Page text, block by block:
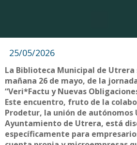
25/05/2026
La Biblioteca Municipal de Utrera
mañana 26 de mayo, de la
“Veri*Factu y Nuevas
Este encuentro, fruto de la
Prodetur, la unión de autónomos
Ayuntamiento de Utrera, está
específicamente para